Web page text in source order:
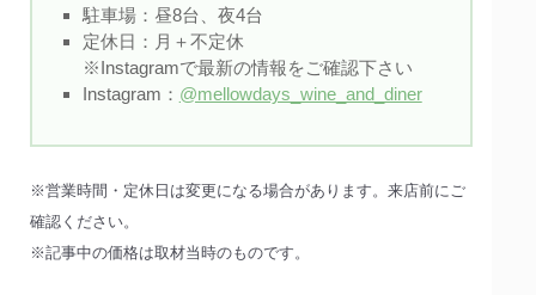
駐車場：昼8台、夜4台
定休日：月＋不定休
※Instagramで最新の情報をご確認下さい
Instagram： @mellowdays_wine_and_diner
※営業時間・定休日は変更になる場合があります。来店前にご
確認ください。
※記事中の価格は取材当時のものです。